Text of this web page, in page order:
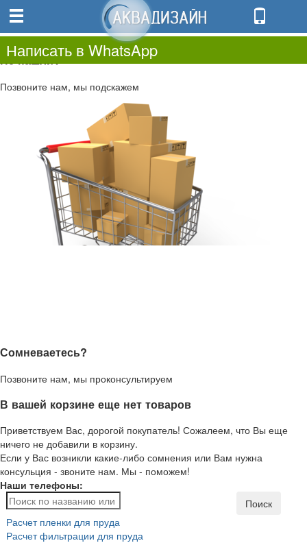
0.00
0
Не нашли?
Позвоните нам, мы подскажем
Сомневаетесь?
Позвоните нам, мы проконсультируем
В вашей корзине еще нет товаров
Приветствуем Вас, дорогой покупатель! Сожалеем, что Вы еще
ничего не добавили в корзину.
Если у Вас возникли какие-либо сомнения или Вам нужна
консульция - звоните нам. Мы - поможем!
Наши телефоны:
Написать в WhatsApp
Поиск
Расчет пленки для пруда
Расчет фильтрации для пруда